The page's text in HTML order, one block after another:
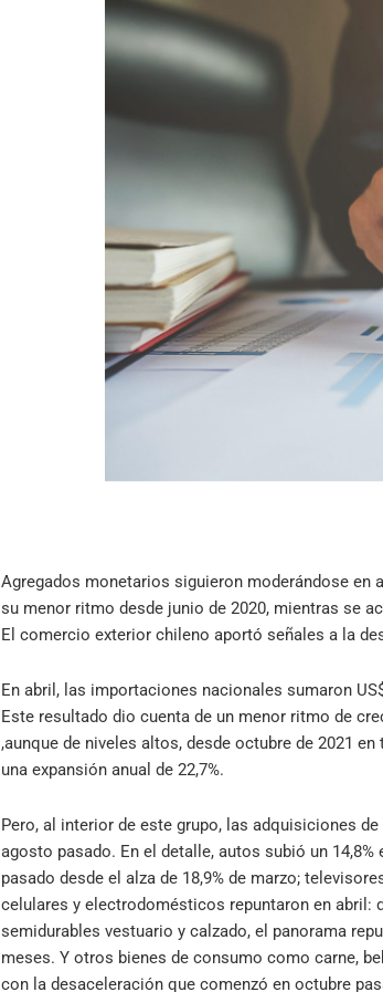
Agregados monetarios siguieron moderándose en
su menor ritmo desde junio de 2020, mientras se
El comercio exterior chileno aportó señales a la
En abril, las importaciones nacionales sumaron
Este resultado dio cuenta de un menor ritmo de
,aunque de niveles altos, desde octubre de 2021
una expansión anual de 22,7%.
Pero, al interior de este grupo, las adquisiciones
agosto pasado. En el detalle, autos subió un
pasado desde el alza de 18,9% de marzo;
celulares y electrodomésticos repuntaron en abril:
semidurables vestuario y calzado, el panorama
meses. Y otros bienes de consumo como carne,
con la desaceleración que comenzó en octubre